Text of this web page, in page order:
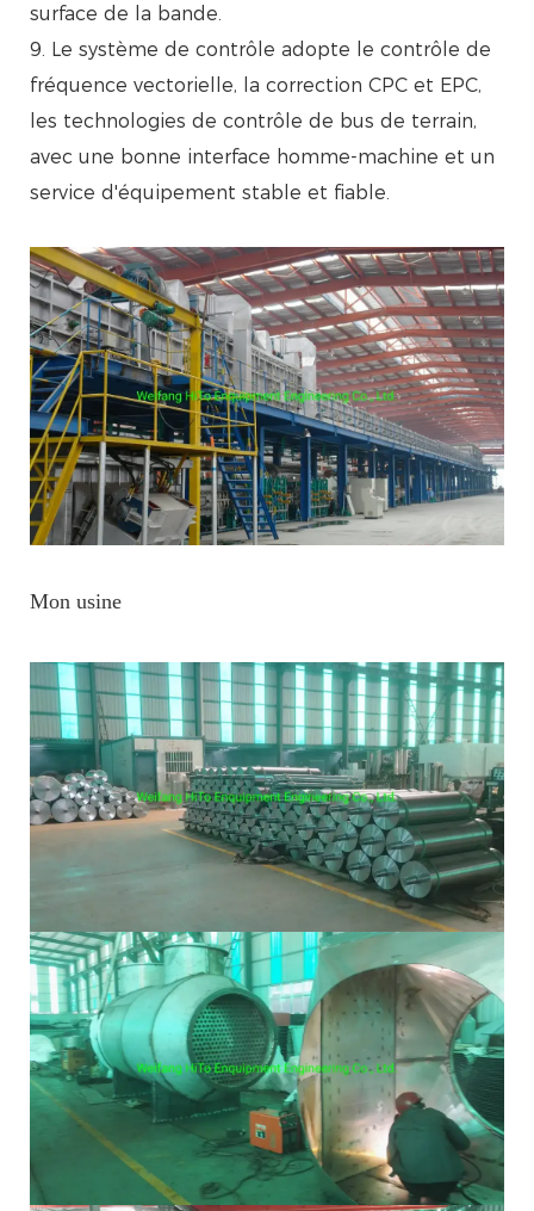
surface de la bande.
9. Le système de contrôle adopte le contrôle de
fréquence vectorielle, la correction CPC et EPC,
les technologies de contrôle de bus de terrain,
avec une bonne interface homme-machine et un
service d'équipement stable et fiable.
Mon usine